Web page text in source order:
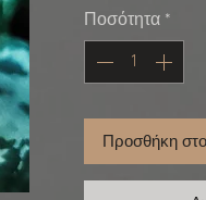
Ποσότητα *
Προσθήκη